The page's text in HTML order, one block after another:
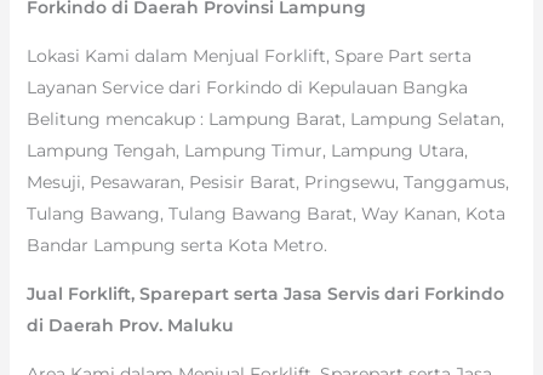
Forkindo di Daerah Provinsi Lampung
Lokasi Kami dalam Menjual Forklift, Spare Part serta
Layanan Service dari Forkindo di Kepulauan Bangka
Belitung mencakup : Lampung Barat, Lampung Selatan,
Lampung Tengah, Lampung Timur, Lampung Utara,
Mesuji, Pesawaran, Pesisir Barat, Pringsewu, Tanggamus,
Tulang Bawang, Tulang Bawang Barat, Way Kanan, Kota
Bandar Lampung serta Kota Metro.
Jual Forklift, Sparepart serta Jasa Servis dari Forkindo
di Daerah Prov. Maluku